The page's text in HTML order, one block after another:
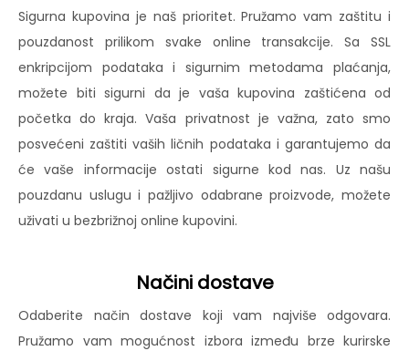
Sigurna kupovina je naš prioritet. Pružamo vam zaštitu i
pouzdanost prilikom svake online transakcije. Sa SSL
enkripcijom podataka i sigurnim metodama plaćanja,
možete biti sigurni da je vaša kupovina zaštićena od
početka do kraja. Vaša privatnost je važna, zato smo
posvećeni zaštiti vaših ličnih podataka i garantujemo da
će vaše informacije ostati sigurne kod nas. Uz našu
pouzdanu uslugu i pažljivo odabrane proizvode, možete
uživati u bezbrižnoj online kupovini.
Načini dostave
Odaberite način dostave koji vam najviše odgovara.
Pružamo vam mogućnost izbora između brze kurirske